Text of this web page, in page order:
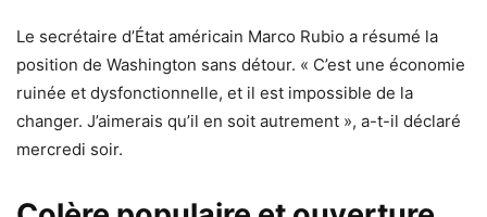
Le secrétaire d’État américain Marco Rubio a résumé la
position de Washington sans détour. « C’est une économie
ruinée et dysfonctionnelle, et il est impossible de la
changer. J’aimerais qu’il en soit autrement », a-t-il déclaré
mercredi soir.